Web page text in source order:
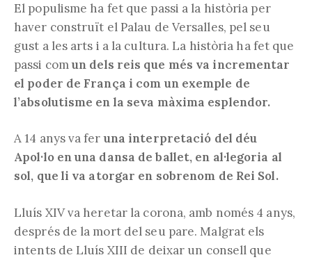
El populisme ha fet que passi a la història per
haver construït el Palau de Versalles, pel seu
gust a les arts i a la cultura. La història ha fet que
passi comun dels reis que més va incrementar
el poder de França i com un exemple de
l’absolutisme en la seva màxima esplendor.
A 14 anys va fer una interpretació del déu
Apol·lo en una dansa de ballet, en al·legoria al
sol, que li va atorgar en sobrenom de Rei Sol.
Lluís XIV va heretar la corona, amb només 4 anys,
després de la mort del seu pare. Malgrat els
intents de Lluís XIII de deixar un consell que